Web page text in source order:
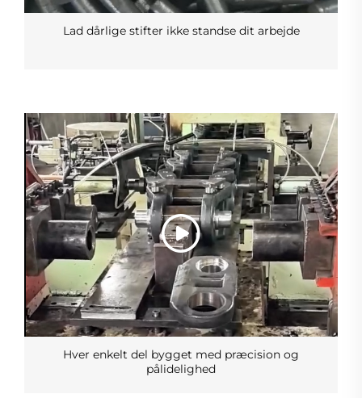
Lad dårlige stifter ikke standse dit arbejde
Hver enkelt del bygget med præcision og
pålidelighed